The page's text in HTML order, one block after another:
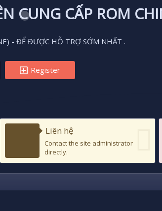
CUNG CẤP ROM
- ĐỂ ĐƯỢC HỖ TRỢ SỚM NHẤT .
Register
Liên hệ
Contact the site administrator
directly.